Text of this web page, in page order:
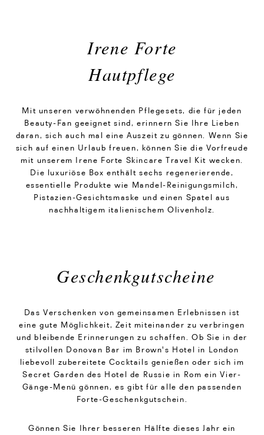
Irene Forte
Hautpflege
Mit unseren verwöhnenden Pflegesets, die für jeden
Beauty-Fan geeignet sind, erinnern Sie Ihre Lieben
daran, sich auch mal eine Auszeit zu gönnen. Wenn Sie
sich auf einen Urlaub freuen, können Sie die Vorfreude
mit unserem Irene Forte Skincare Travel Kit wecken.
Die luxuriöse Box enthält sechs regenerierende,
essentielle Produkte wie Mandel-Reinigungsmilch,
Pistazien-Gesichtsmaske und einen Spatel aus
nachhaltigem italienischem Olivenholz.
Geschenkgutscheine
Das Verschenken von gemeinsamen Erlebnissen ist
eine gute Möglichkeit, Zeit miteinander zu verbringen
und bleibende Erinnerungen zu schaffen. Ob Sie in der
stilvollen Donovan Bar im Brown's Hotel in London
liebevoll zubereitete Cocktails genießen oder sich im
Secret Garden des Hotel de Russie in Rom ein Vier-
Gänge-Menü gönnen, es gibt für alle den passenden
Forte-Geschenkgutschein.
Gönnen Sie Ihrer besseren Hälfte dieses Jahr ein